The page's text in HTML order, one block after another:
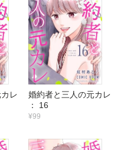
レ
婚約者と三人の元カレ
： 16
¥99